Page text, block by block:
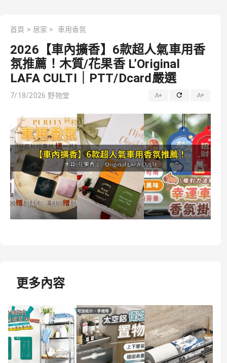
首頁 > 居家 > 車用香氛
2026【車內擴香】6款超人氣車用香
氛推薦！木質/花果香 L’Original
LAFA CULTI｜PTT/Dcard嚴選
7/18/2026 野物堂
更多內容